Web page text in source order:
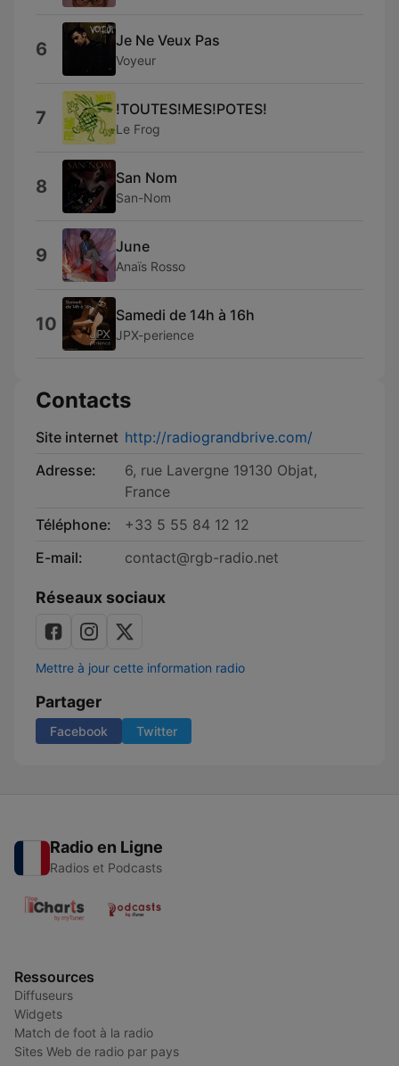
6 Je Ne Veux Pas
Voyeur
7 !TOUTES!MES!POTES!
Le Frog
8 San Nom
San-Nom
9 June
Anaïs Rosso
10 Samedi de 14h à 16h
JPX-perience
Contacts
Site internet http://radiograndbrive.com/
Adresse:
6, rue Lavergne 19130 Objat,
France
Téléphone:
+33 5 55 84 12 12
E-mail:
contact@rgb-radio.net
Réseaux sociaux
Mettre à jour cette information radio
Partager
Facebook Twitter
Radio en Ligne
Radios et Podcasts
Ressources
Diffuseurs
Widgets
Match de foot à la radio
Sites Web de radio par pays